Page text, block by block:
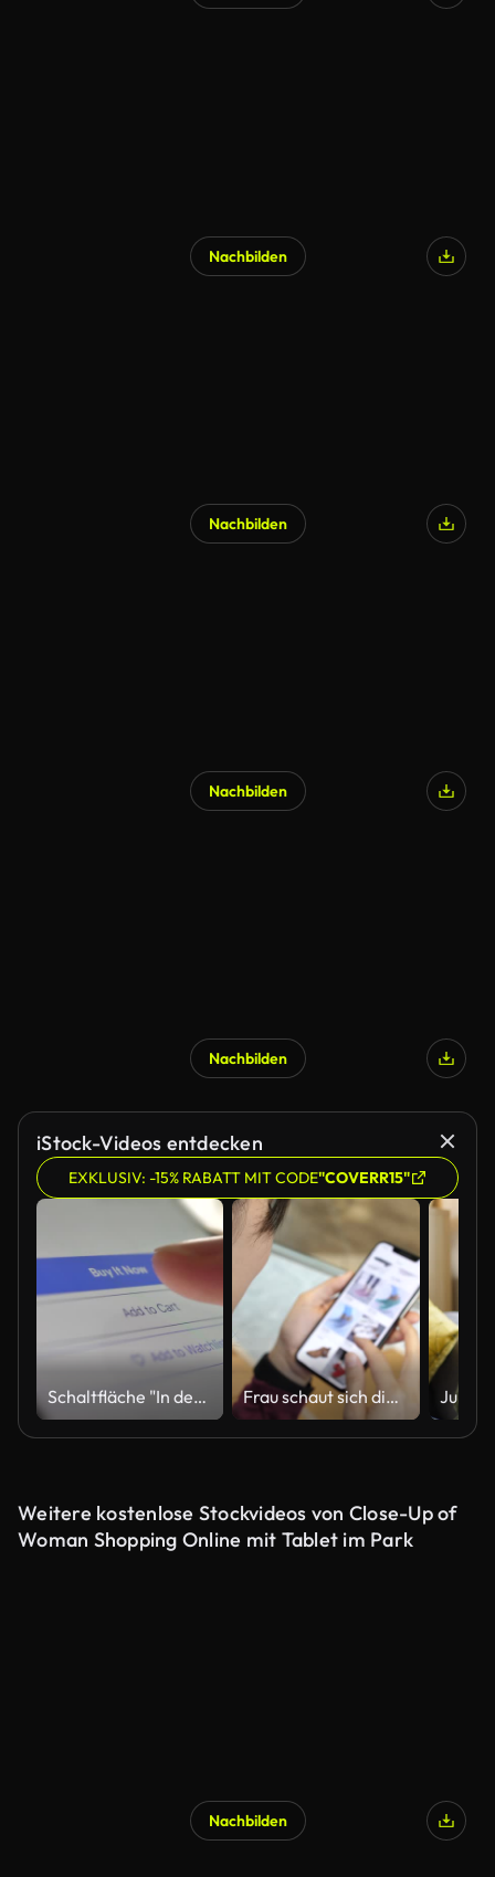
Nachbilden
Nachbilden
Nachbilden
Nachbilden
iStock-Videos entdecken
EXKLUSIV: -15% RABATT MIT CODE"COVERR15"
Schaltfläche "In den Warenkorb" auf dem Smartphone-Bildschirm des Geräts Frau schaut sich die Ware im Online-Bekleidungsgeschäft an, Smart-Telefon-Online-Shopping, Slow motion.
Weitere kostenlose Stockvideos von Close-Up of
Woman Shopping Online mit Tablet im Park
Nachbilden